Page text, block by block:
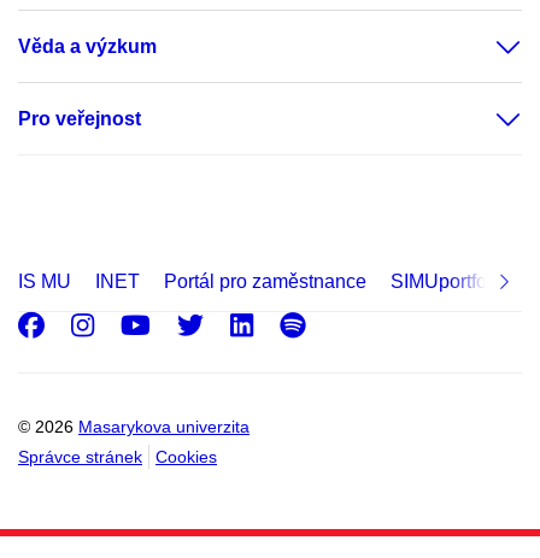
Věda a výzkum
Pro veřejnost
IS MU INET Portál pro zaměstnance SIMUportfolio
© 2026 Masarykova univerzita
Správce stránek
Cookies
Facebook
Instagram
Youtube
Twitter
LinkedIn
Spotify